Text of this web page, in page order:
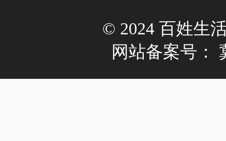
© 2024 百姓生
网站备案号：